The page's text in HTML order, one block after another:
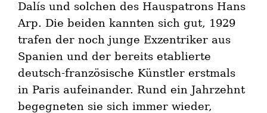
Dalís und solchen des Hauspatrons Hans
Arp. Die beiden kannten sich gut, 1929
trafen der noch junge Exzentriker aus
Spanien und der bereits etablierte
deutsch-französische Künstler erstmals
in Paris aufeinander. Rund ein Jahrzehnt
begegneten sie sich immer wieder,